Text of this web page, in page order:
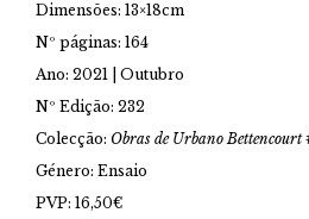
Dimensões: 13×18cm
Nº páginas: 164
Ano: 2021 | Outubro
Nº Edição: 232
Colecção: Obras de Urbano Bettencourt
Género: Ensaio
PVP: 16,50€